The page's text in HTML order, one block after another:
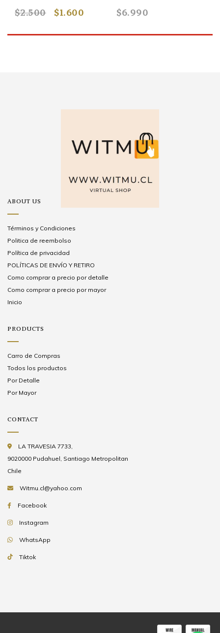
$2.500 $1.600
$6.990
ABOUT US
Términos y Condiciones
Politica de reembolso
Política de privacidad
POLÍTICAS DE ENVÍO Y RETIRO
Como comprar a precio por detalle
Como comprar a precio por mayor
Inicio
PRODUCTS
Carro de Compras
Todos los productos
Por Detalle
Por Mayor
CONTACT
LA TRAVESIA 7733,
9020000 Pudahuel, Santiago Metropolitan
Chile
Witmu.cl@yahoo.com
Facebook
Instagram
WhatsApp
Tiktok